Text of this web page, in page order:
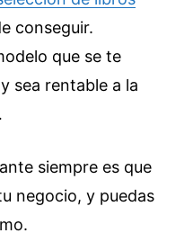
conseguir.
que se te
sea rentable a la
siempre es que
negocio, y puedas